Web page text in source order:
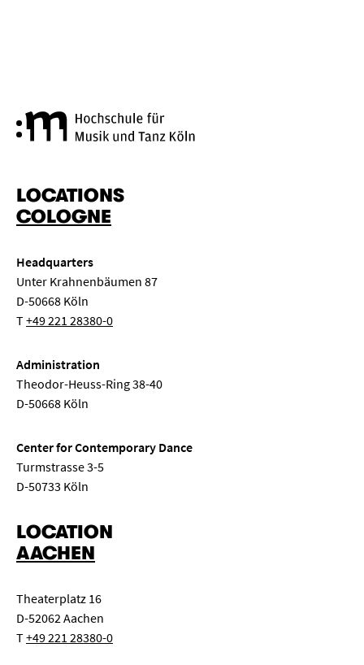
LOCATIONS
COLOGNE
Headquarters
Unter Krahnenbäumen 87
D-50668 Köln
T+49 221 28380-0
Administration
Theodor-Heuss-Ring 38-40
D-50668 Köln
Center for Contemporary Dance
Turmstrasse 3-5
D-50733 Köln
LOCATION
AACHEN
Theaterplatz 16
D-52062 Aachen
T+49 221 28380-0